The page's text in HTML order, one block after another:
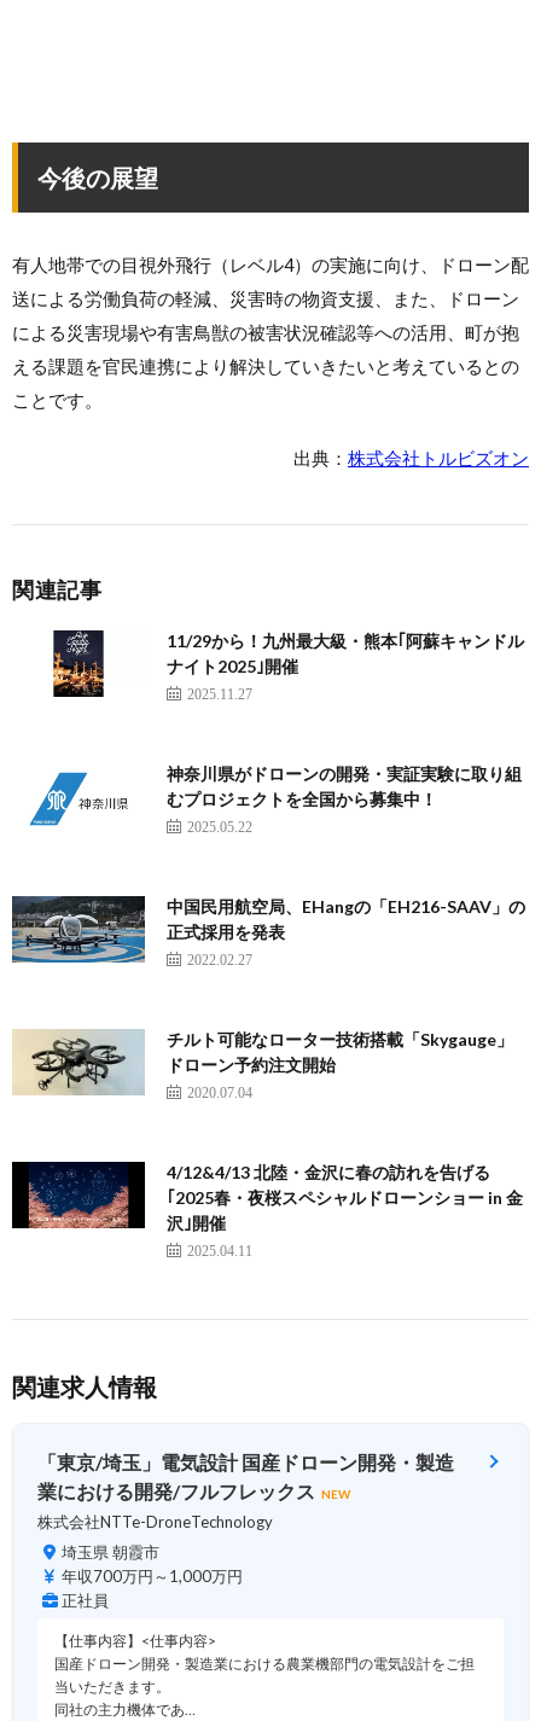
今後の展望
有人地帯での目視外飛行（レベル4）の実施に向け、ドローン配
送による労働負荷の軽減、災害時の物資支援、また、ドローン
による災害現場や有害鳥獣の被害状況確認等への活用、町が抱
える課題を官民連携により解決していきたいと考えているとの
ことです。
出典： 株式会社トルビズオン
関連記事
11/29から！九州最大級・熊本｢阿蘇キャンドル
ナイト2025｣開催
2025.11.27
神奈川県がドローンの開発・実証実験に取り組
むプロジェクトを全国から募集中！
2025.05.22
中国民用航空局、EHangの「EH216-SAAV」の
正式採用を発表
2022.02.27
チルト可能なローター技術搭載「Skygauge」
ドローン予約注文開始
2020.07.04
4/12&4/13 北陸・金沢に春の訪れを告げる
｢2025春・夜桜スペシャルドローンショー in 金
沢｣開催
2025.04.11
関連求人情報
「東京/埼玉」電気設計 国産ドローン開発・製造
業における開発/フルフレックス NEW
株式会社NTTe-DroneTechnology
埼玉県 朝霞市
年収700万円～1,000万円
正社員
【仕事内容】<仕事内容>
国産ドローン開発・製造業における農業機部門の電気設計をご担
当いただきます。
同社の主力機体であ…